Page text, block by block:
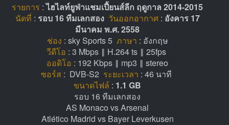
รายการ :ไฮไลท์ยูฟ่าแชมเปี้ยนส์ลีก ฤดูกาล 2014-2015
นัดที่ : รอบ 16 ทีมเลกสอง วันออกอากาศ: อังคาร 17
มีนาคม พ.ศ. 2558
ช่อง : sky Sports 5 ภาษา : อังกฤษ
วีดีโอ : 3 Mbps ‖ H.264 ts ‖ 25fps
ออดิโอ : 192 Kbps ‖ mp3 ‖ stereo
ซอร์ส : DVB-S2 ระยะเวลา : 46 นาที
ขนาดไฟล์ : 1.1 GB
รอบ 16 ทีมเลกสอง
AS Monaco vs Arsenal
Atlético Madrid vs Bayer Leverkusen